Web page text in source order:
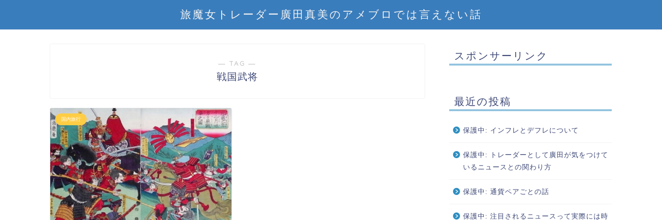
旅魔女トレーダー廣田真美のアメブロでは言えない話
― TAG ―
戦国武将
国内旅行
スポンサーリンク
最近の投稿
保護中: インフレとデフレについて
保護中: トレーダーとして廣田が気をつけて
いるニュースとの関わり方
保護中: 通貨ペアごとの話
保護中: 注目されるニュースって実際には時